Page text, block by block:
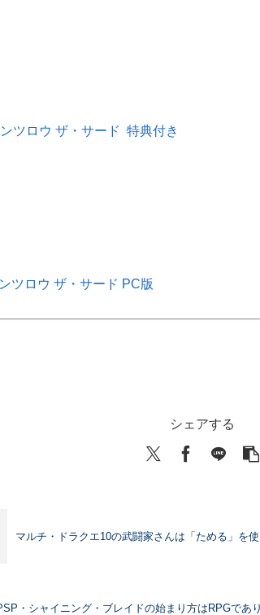
ツロウ ザ・サード 特典付き
ツロウ ザ・サード PC版
シェアする
マルチ・ドラクエ10の武闘家さんは「ためる」を
・シャイニング・ブレイドの始まり方はRPGであ